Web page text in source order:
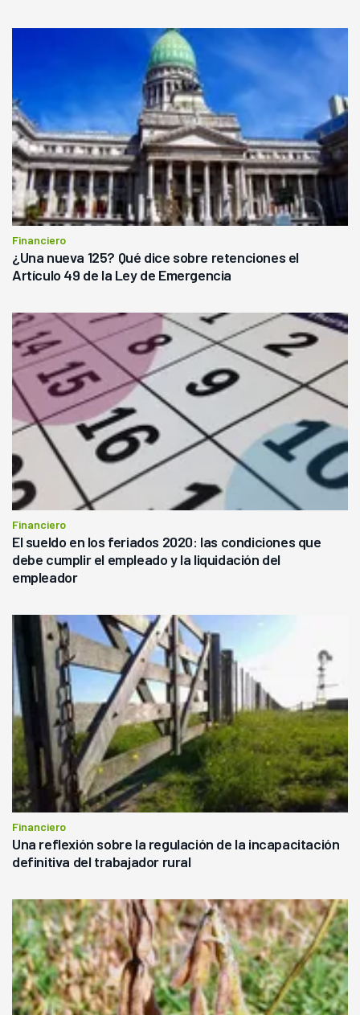
Financiero
¿Una nueva 125? Qué dice sobre retenciones el
Artículo 49 de la Ley de Emergencia
Financiero
El sueldo en los feriados 2020: las condiciones que
debe cumplir el empleado y la liquidación del
empleador
Financiero
Una reflexión sobre la regulación de la incapacitación
definitiva del trabajador rural